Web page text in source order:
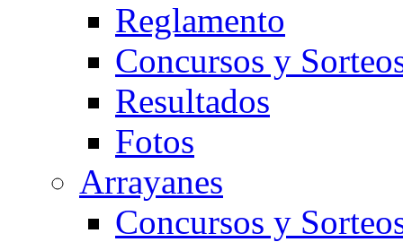
Reglamento
Concursos y
Resultados
Fotos
Arrayanes
Concursos y